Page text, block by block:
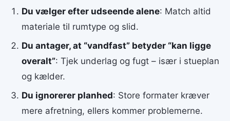
Du vælger efter udseende alene: Match altid
materiale til rumtype og slid.
Du antager, at “vandfast” betyder “kan ligge
overalt”: Tjek underlag og fugt – især i stueplan
og kælder.
Du ignorerer planhed: Store formater kræver
mere afretning, ellers kommer problemerne.